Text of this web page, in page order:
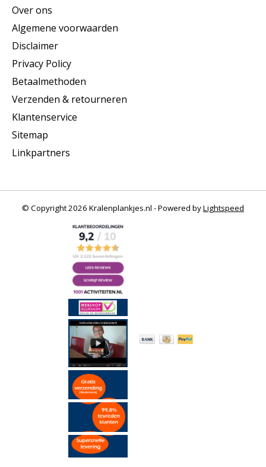
Over ons
Algemene voorwaarden
Disclaimer
Privacy Policy
Betaalmethoden
Verzenden & retourneren
Klantenservice
Sitemap
Linkpartners
© Copyright 2026 Kralenplankjes.nl - Powered byLightspeed